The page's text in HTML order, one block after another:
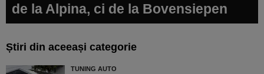
de la Alpina, ci de la Bovensiepen
Știri din aceeași categorie
TUNING AUTO